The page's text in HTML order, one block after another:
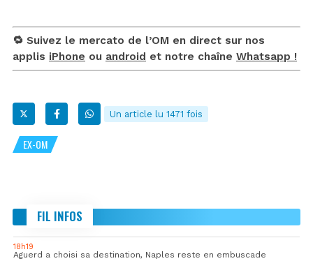
🔁 Suivez le mercato de l’OM en direct sur nos
applis iPhone ou android et notre chaîne Whatsapp !
Un article lu 1471 fois
EX-OM
FIL INFOS
18h19
Aguerd a choisi sa destination, Naples reste en embuscade